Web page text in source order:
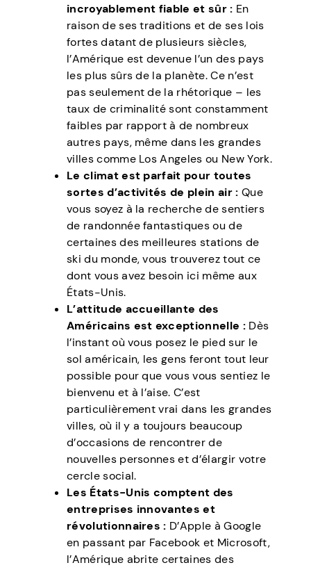
incroyablement fiable et sûr : En
raison de ses traditions et de ses lois
fortes datant de plusieurs siècles,
l’Amérique est devenue l’un des pays
les plus sûrs de la planète. Ce n’est
pas seulement de la rhétorique – les
taux de criminalité sont constamment
faibles par rapport à de nombreux
autres pays, même dans les grandes
villes comme Los Angeles ou New York.
Le climat est parfait pour toutes
sortes d’activités de plein air : Que
vous soyez à la recherche de sentiers
de randonnée fantastiques ou de
certaines des meilleures stations de
ski du monde, vous trouverez tout ce
dont vous avez besoin ici même aux
États-Unis.
L’attitude accueillante des
Américains est exceptionnelle : Dès
l’instant où vous posez le pied sur le
sol américain, les gens feront tout leur
possible pour que vous vous sentiez le
bienvenu et à l’aise. C’est
particulièrement vrai dans les grandes
villes, où il y a toujours beaucoup
d’occasions de rencontrer de
nouvelles personnes et d’élargir votre
cercle social.
Les États-Unis comptent des
entreprises innovantes et
révolutionnaires : D’Apple à Google
en passant par Facebook et Microsoft,
l’Amérique abrite certaines des